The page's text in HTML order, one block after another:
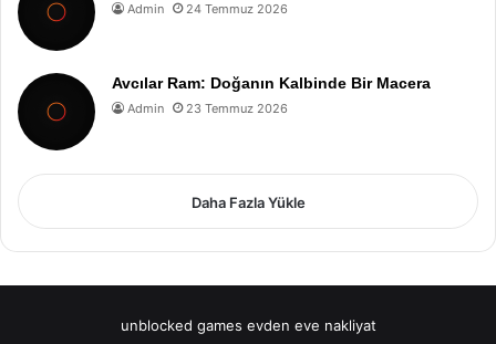
Admin 24 Temmuz 2026
Avcılar Ram: Doğanın Kalbinde Bir Macera
Admin 23 Temmuz 2026
Daha Fazla Yükle
unblocked games evden eve nakliyat